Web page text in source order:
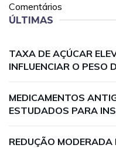
Comentários
ÚLTIMAS
TAXA DE AÇÚCAR
INFLUENCIAR O PESO
MEDICAMENTOS
ESTUDADOS PARA
REDUÇÃO